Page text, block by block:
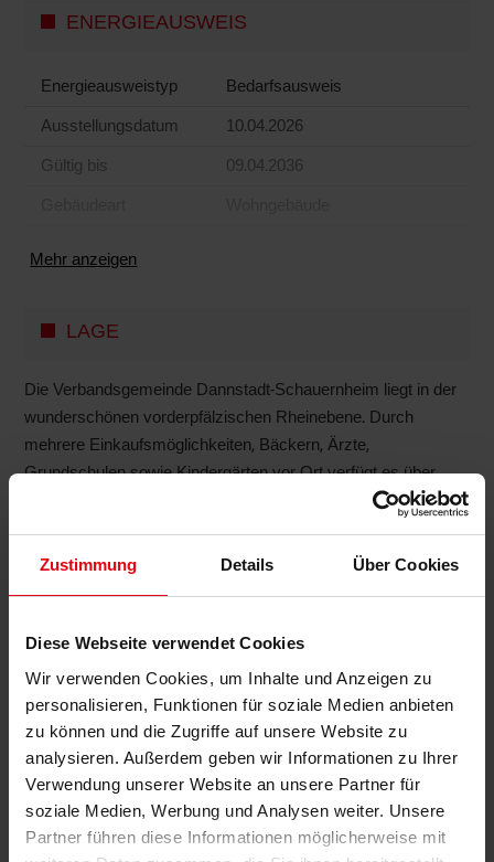
Zustimmung Details Über Cookies
Diese Webseite verwendet Cookies
Wir verwenden Cookies, um Inhalte und Anzeigen zu
personalisieren, Funktionen für soziale Medien anbieten
zu können und die Zugriffe auf unsere Website zu
analysieren. Außerdem geben wir Informationen zu Ihrer
Verwendung unserer Website an unsere Partner für
soziale Medien, Werbung und Analysen weiter. Unsere
Partner führen diese Informationen möglicherweise mit
ENERGIEAUSWEIS
Energieausweistyp Bedarfs­ausweis
Ausstellungsdatum 10.04.2026
Gültig bis 09.04.2036
Mehr anzeigen
LAGE
Die Verbandsgemeinde Dannstadt-Schauernheim liegt in der
wunderschönen vorderpfälzischen Rheinebene. Durch
mehrere Einkaufsmöglichkeiten, Bäckern, Ärzte,
Grundschulen sowie Kindergärten vor Ort verfügt es über
eine gute Infrastruktur. Auch der Freizeitspaß für Groß und
einem Sportplatz und mehreren Spielplätzen gegeben. Über
Ludwigshafen-Zentrum, garantieren die schnelle Anbindung in
KONTAKT